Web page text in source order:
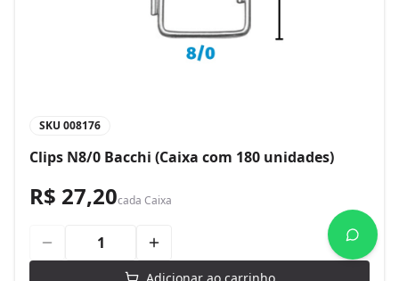
SKU 008176
Clips N8/0 Bacchi (Caixa com 180 unidades)
R$ 27,20cada Caixa